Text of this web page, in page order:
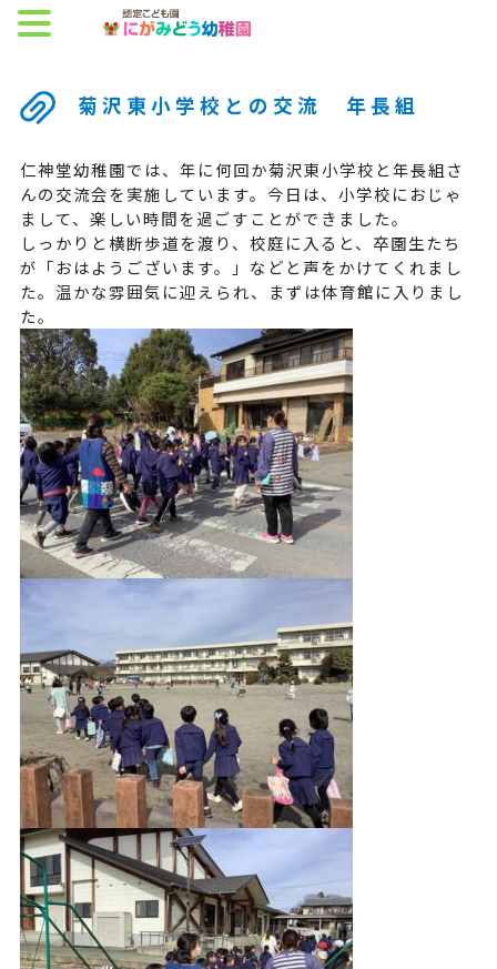
菊沢東小学校との交流 年長組
仁神堂幼稚園では、年に何回か菊沢東小学校と年長組さ
んの交流会を実施しています。今日は、小学校におじゃ
まして、楽しい時間を過ごすことができました。
しっかりと横断歩道を渡り、校庭に入ると、卒園生たち
が「おはようございます。」などと声をかけてくれまし
た。温かな雰囲気に迎えられ、まずは体育館に入りまし
た。